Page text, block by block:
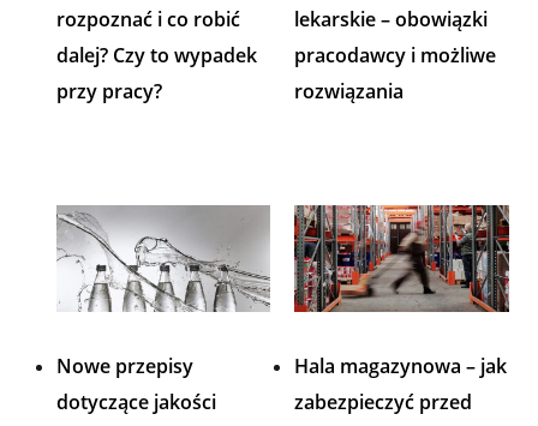
rozpoznać i co robić
dalej? Czy to wypadek
przy pracy?
lekarskie – obowiązki
pracodawcy i możliwe
rozwiązania
Nowe przepisy
dotyczące jakości
Hala magazynowa – jak
zabezpieczyć przed